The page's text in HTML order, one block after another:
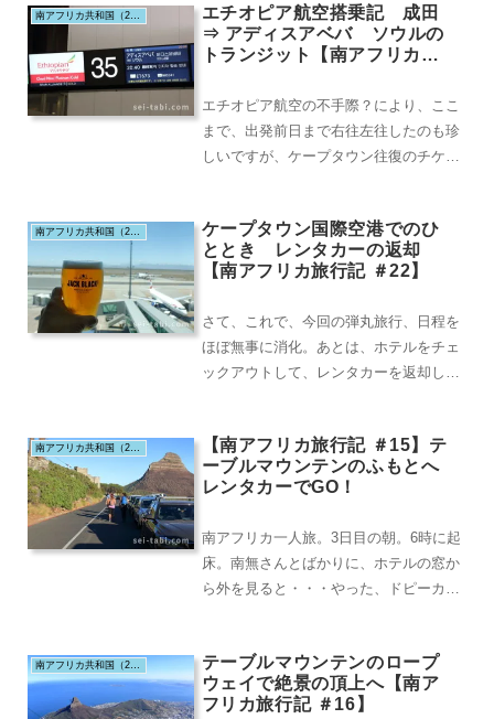
南アフリカ共和国（2019.2）
エチオピア航空搭乗記 成田
⇒ アディスアベバ ソウルの
トランジット【南アフリカ旅
エチオピア航空の不手際？により、ここ
まで、出発前日まで右往左往したのも珍
しいですが、ケープタウン往復のチケッ
南アフリカ共和国（2019.2）
ケープタウン国際空港でのひ
ととき レンタカーの返却
【南アフリカ旅行記 ＃22】
さて、これで、今回の弾丸旅行、日程を
ほぼ無事に消化。あとは、ホテルをチェ
ックアウトして、レンタカーを返却し、
南アフリカ共和国（2019.2）
【南アフリカ旅行記 ＃15】テ
ーブルマウンテンのふもとへ
レンタカーでGO！
南アフリカ一人旅。3日目の朝。6時に起
床。南無さんとばかりに、ホテルの窓か
ら外を見ると・・・やった、ドピーカン
南アフリカ共和国（2019.2）
テーブルマウンテンのロープ
ウェイで絶景の頂上へ【南ア
フリカ旅行記 ＃16】